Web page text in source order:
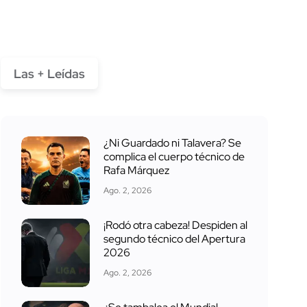
Las + Leídas
¿Ni Guardado ni Talavera? Se
complica el cuerpo técnico de
Rafa Márquez
Ago. 2, 2026
¡Rodó otra cabeza! Despiden al
segundo técnico del Apertura
2026
Ago. 2, 2026